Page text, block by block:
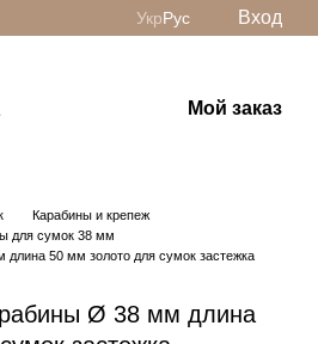
УкрРус Вход
Мой заказ
Карабины и крепеж
для сумок 38 мм
50 мм золото для сумок застежка
Ø 38 мм длина